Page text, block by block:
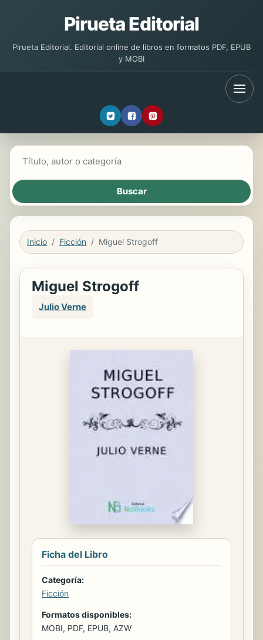
Pirueta Editorial
Pirueta Editorial. Editorial online de libros en formatos PDF, EPUB
y MOBI
Inicio Ficción Miguel Strogoff
Miguel Strogoff
Julio Verne
Ficha del Libro
Categoría:
Ficción
Formatos disponibles:
MOBI, PDF, EPUB, AZW